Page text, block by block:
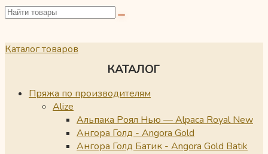
Каталог товаров
КАТАЛОГ
Пряжа по производителям
Alize
Альпака Роял Нью — Alpaca Royal New
Ангора Голд - Angora Gold
Ангора Голд Батик - Angora Gold Batik